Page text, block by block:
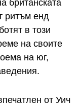
британската
ритъм енд
в този
на своите
на юг,
от Уич